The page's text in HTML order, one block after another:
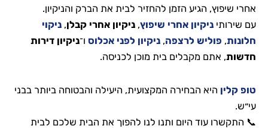
אחרי שיפוץ, הגיע הזמן להחזיר לבית את הברק והניקיון.
עם שירותי ניקיון אחרי שיפוץ, ניקיון אחרי קבלן, ניקוי
חלונות, פוליש לרצפה, ניקיון לפני אכלוס ו־ניקיון דירות
חדשות, אתם מקבלים בית מוכן לכניסה.
טופ קלין היא הבחירה המקצועית, היעילה והבטוחה ביותר בבני
עי״ש.
📞 התקשרו עוד היום ותנו לנו להפוך את הבית שלכם לבית